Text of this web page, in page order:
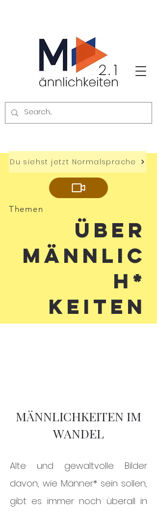
Du siehst jetzt Normalsprache
Themen
Über
Männlic
h*
keiten
MÄNNLICHKEITEN IM
WANDEL
Alte und gewaltvolle Bilder
davon, wie Männer* sein sollen,
gibt es immer noch überall in